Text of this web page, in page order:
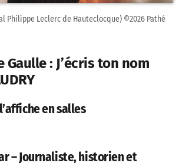
Philippe Leclerc de Hauteclocque) ©2026 Pathé
Gaulle : J’écris ton nom
en salles
– Journaliste, historien et